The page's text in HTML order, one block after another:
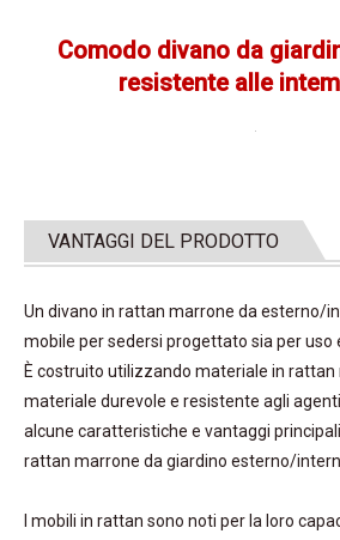
Comodo divano da
resistente alle
VANTAGGI DEL PRODOTTO
Un divano in rattan marrone da esterno/
mobile per sedersi progettato sia per uso
È costruito utilizzando materiale in rattan
materiale durevole e resistente agli
alcune caratteristiche e vantaggi
rattan marrone da giardino esterno/
I mobili in rattan sono noti per la loro